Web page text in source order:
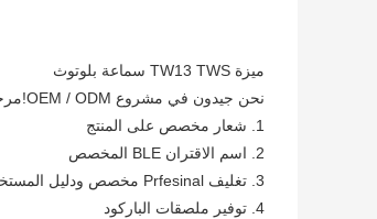
ميزة TW13 TWS سماعة بلوتوث
نحن جيدون في مشروع OEM / ODM!مرحبًا بكم في الاتصال بنا للحصول على الخدمات التالية:
1. شعار مخصص على المنتج
2. اسم الاقتران BLE المخصص
3. تغليف Prfesinal مخصص ودليل المستخدم
4. توفير ملصقات الباركود